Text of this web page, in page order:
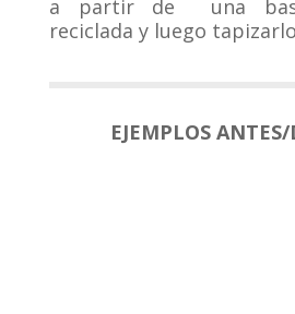
a partir de una
reciclada y luego
EJEMPLOS ANTES/